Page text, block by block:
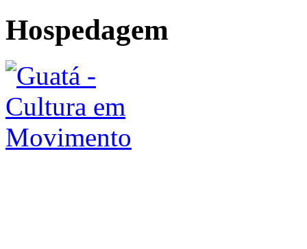
Hospedagem